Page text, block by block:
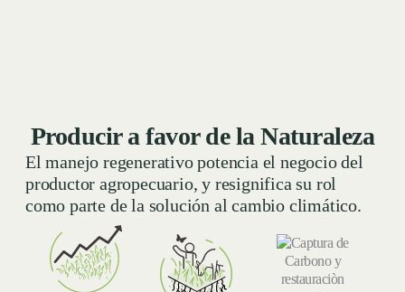
Producir a favor de la Naturaleza
El manejo regenerativo potencia el negocio del
productor agropecuario, y resignifica su rol
como parte de la solución al cambio climático.